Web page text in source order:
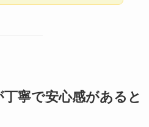
寧で安心感があると